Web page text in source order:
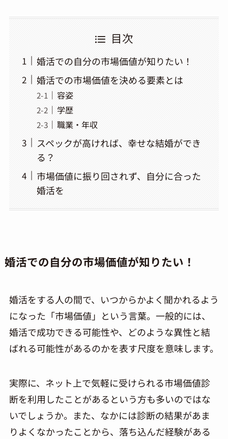
目次
婚活での自分の市場価値が知りたい！
婚活での市場価値を決める要素とは
容姿
学歴
職業・年収
スペックが高ければ、幸せな結婚ができ
る？
市場価値に振り回されず、自分に合った
婚活を
婚活での自分の市場価値が知りたい！
婚活をする人の間で、いつからかよく聞かれるよう
になった「市場価値」という言葉。一般的には、
婚活で成功できる可能性や、どのような異性と結
ばれる可能性があるのかを表す尺度を意味します。
実際に、ネット上で気軽に受けられる市場価値診
断を利用したことがあるという方も多いのではな
いでしょうか。また、なかには診断の結果があま
りよくなかったことから、落ち込んだ経験がある